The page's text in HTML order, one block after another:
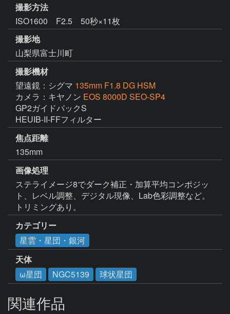
撮影方法
ISO1600 F2.5 50秒×11枚
撮影地
山梨県富士川町
撮影機材
望遠鏡：シグマ 135mm F1.8 DG HSM
カメラ：キヤノン EOS 8000D SEO-SP4
GP2ガイドパックS
HEUIB-II-FFフィルター
焦点距離
135mm
画像処理
ステライメージ8でダーク補正・加算平均コンポジッ
ト、レベル調整、デジタル現像、Lab色彩調整など。
トリミングあり。
カテゴリー
星雲・星団・銀河
天体
ω星団
NGC5139 球状星団
関連作品